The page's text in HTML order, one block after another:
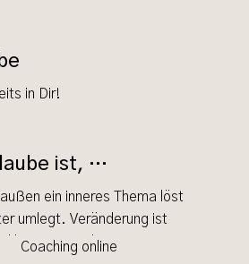
in Dir!
ist, …
ein inneres Thema löst
umlegt. Veränderung ist
kein Zustand.